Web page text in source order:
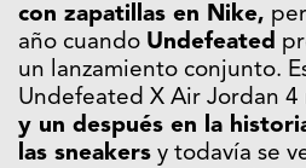
con zapatillas en Nike,
año cuando Undefeated
un lanzamiento conjunto.
Undefeated X Air Jordan 4
y un después en la
las sneakers y todavía se